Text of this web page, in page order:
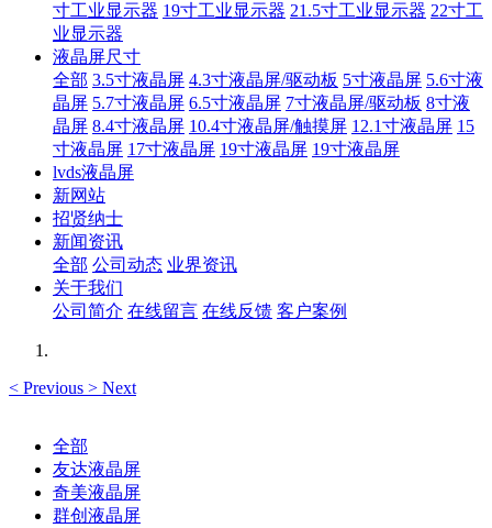
寸工业显示器 19寸工业显示器 21.5寸工业显示器 22寸工
业显示器
液晶屏尺寸
全部 3.5寸液晶屏 4.3寸液晶屏/驱动板 5寸液晶屏 5.6寸液
晶屏 5.7寸液晶屏 6.5寸液晶屏 7寸液晶屏/驱动板 8寸液
晶屏 8.4寸液晶屏 10.4寸液晶屏/触摸屏 12.1寸液晶屏 15
寸液晶屏 17寸液晶屏 19寸液晶屏 19寸液晶屏
lvds液晶屏
新网站
招贤纳士
新闻资讯
全部 公司动态 业界资讯
关于我们
公司简介 在线留言 在线反馈 客户案例
< Previous > Next
全部
友达液晶屏
奇美液晶屏
群创液晶屏